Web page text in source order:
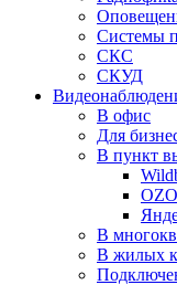
Системы
СКС
СКУД
В офис
Для
В пункт
В
В жилых